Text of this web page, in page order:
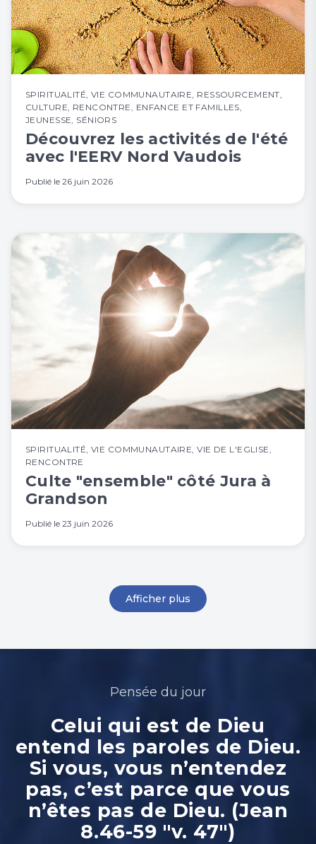
SPIRITUALITÉ ,VIE COMMUNAUTAIRE RESSOURCEMENT
CULTURE RENCONTRE ENFANCE ET FAMILLES
JEUNESSE SÉNIORS
Découvrez les activités de l'été
avec l'EERV Nord Vaudois
Publié le 26 juin 2026
SPIRITUALITÉ ,VIE COMMUNAUTAIRE ,VIE DE L'EGLISE
RENCONTRE
Culte "ensemble" côté Jura à
Grandson
Publié le 23 juin 2026
Afficher plus
Pensée du jour
Celui qui est de Dieu
entend les paroles de Dieu.
Si vous, vous n’entendez
pas, c’est parce que vous
n’êtes pas de Dieu. (Jean
8.46-59 "v. 47")